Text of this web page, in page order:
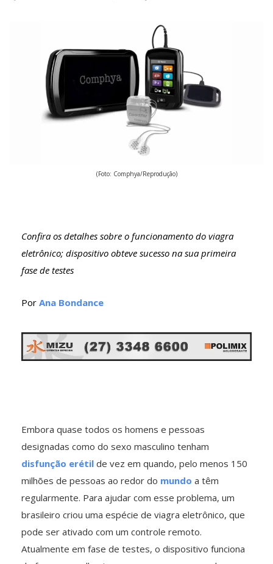
(Foto: Comphya/Reprodução)
Confira os detalhes sobre o funcionamento do viagra
eletrônico; dispositivo obteve sucesso na sua primeira
fase de testes
Por Ana Bondance
Embora quase todos os homens e pessoas
designadas como do sexo masculino tenham
disfunção erétil de vez em quando, pelo menos 150
milhões de pessoas ao redor do mundo a têm
regularmente. Para ajudar com esse problema, um
brasileiro criou uma espécie de viagra eletrônico, que
pode ser ativado com um controle remoto.
Atualmente em fase de testes, o dispositivo funciona